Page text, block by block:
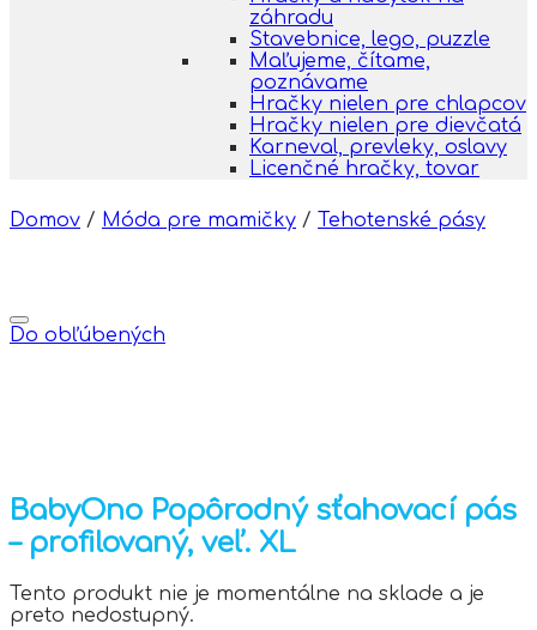
záhradu
Stavebnice, lego, puzzle
Maľujeme, čítame,
poznávame
Hračky nielen pre chlapcov
Hračky nielen pre dievčatá
Karneval, prevleky, oslavy
Licenčné hračky, tovar
Domov / Móda pre mamičky / Tehotenské pásy
Do obľúbených
BabyOno Popôrodný sťahovací pás
– profilovaný, veľ. XL
Tento produkt nie je momentálne na sklade a je
preto nedostupný.